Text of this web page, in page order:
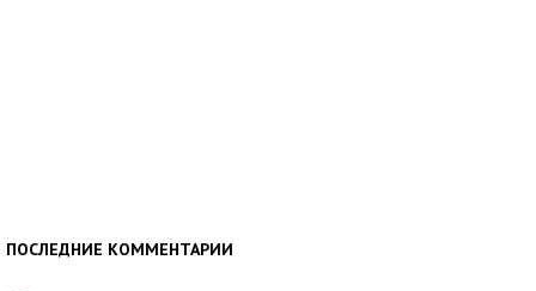
ПОСЛЕДНИЕ КОММЕНТАРИИ